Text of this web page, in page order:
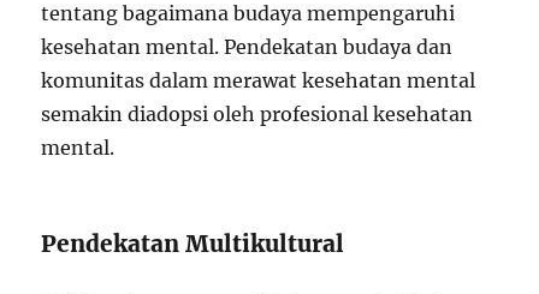
tentang bagaimana budaya mempengaruhi
kesehatan mental. Pendekatan budaya dan
komunitas dalam merawat kesehatan mental
semakin diadopsi oleh profesional kesehatan
mental.
Pendekatan Multikultural